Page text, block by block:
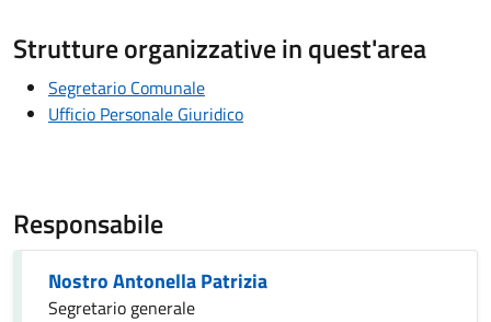
Strutture organizzative in quest'area
Segretario Comunale
Ufficio Personale Giuridico
Responsabile
Nostro Antonella Patrizia
Segretario generale